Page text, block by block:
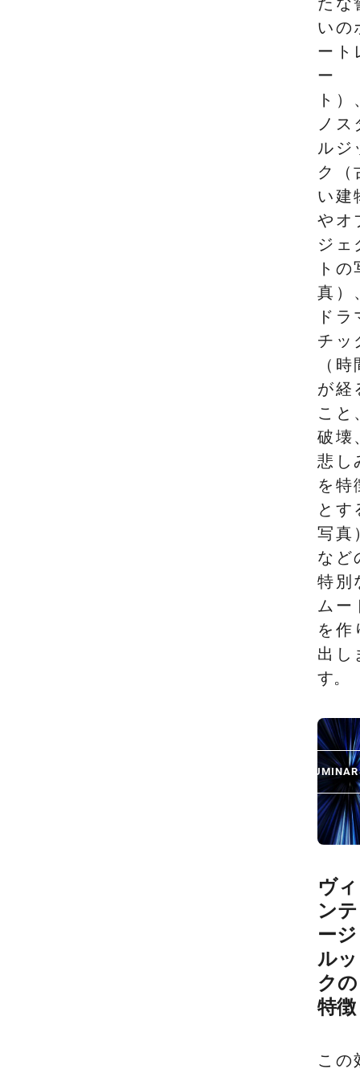
いの
ート
ー
ト）
ノス
ルジ
ク（
い建
やオ
ジェ
トの
真）
ドラ
チッ
（時
が経
こと
破壊
悲し
を特
とす
写真
など
特別
ムー
を作
出し
す。
ヴィ
ンテ
ージ
ルッ
クの
特徴
この